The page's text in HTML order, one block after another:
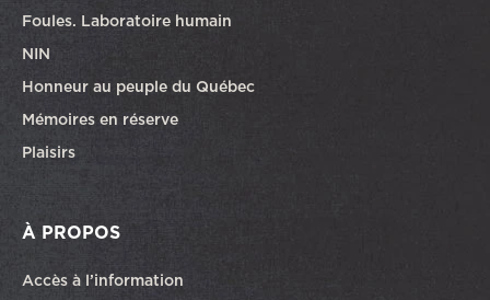
Foules. Laboratoire humain
NIN
Honneur au peuple du Québec
Mémoires en réserve
Plaisirs
À PROPOS
Accès à l’information